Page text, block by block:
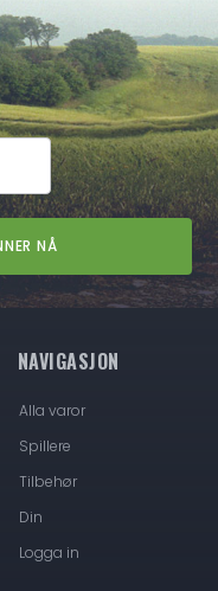
NAVIGASJON
Alla varor
Spillere
Tilbehør
Din
Logga in